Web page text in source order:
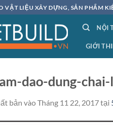
VẬT LIỆU XÂY DỰNG, SẢN PHẨM
NỘI
GIỚI
dao-dung-
bản vàoTháng 11 22, 2017tại